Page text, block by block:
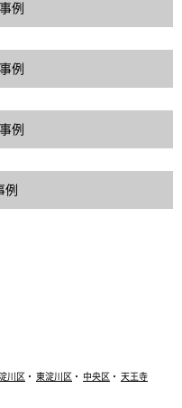
例
例
例
例
川区 ・ 東淀川区 ・ 中央区 ・ 天王寺